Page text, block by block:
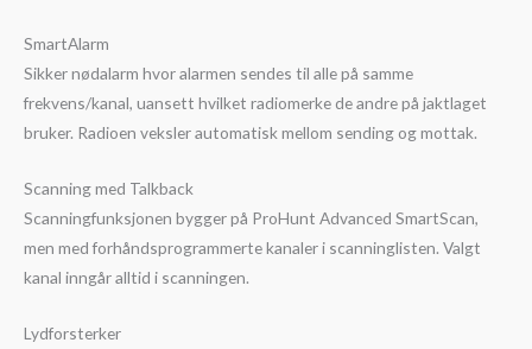
SmartAlarm
Sikker nødalarm hvor alarmen sendes til alle på samme
frekvens/kanal, uansett hvilket radiomerke de andre på jaktlaget
bruker. Radioen veksler automatisk mellom sending og mottak.
Scanning med Talkback
Scanningfunksjonen bygger på ProHunt Advanced SmartScan,
men med forhåndsprogrammerte kanaler i scanninglisten. Valgt
kanal inngår alltid i scanningen.
Lydforsterker